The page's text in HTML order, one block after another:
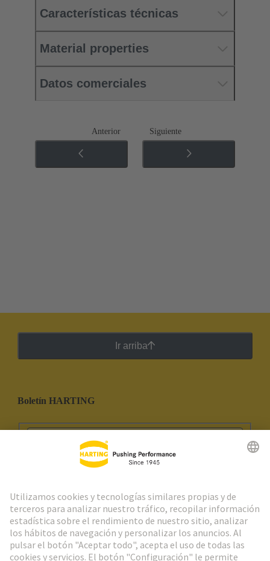
Características técnicas
Material properties
Datos comerciales
Anterior Siguiente
Ir arriba
Boletín HARTING
Ir al registro
Social Media